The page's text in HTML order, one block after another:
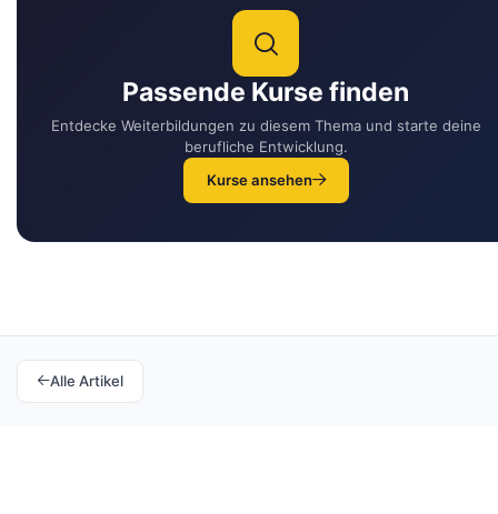
Passende Kurse finden
Entdecke Weiterbildungen zu diesem Thema und starte deine
berufliche Entwicklung.
Kurse ansehen
Alle Artikel